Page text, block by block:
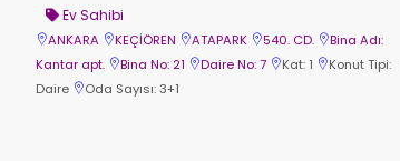
Ev Sahibi
ANKARA KEÇİÖREN ATAPARK 540. CD.
Bina Adı:
Kantar apt.
Bina No: 21 Daire No: 7 Kat: 1
Konut Tipi:
Daire
Oda Sayısı: 3+1